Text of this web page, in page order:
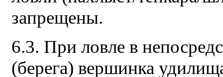
запрещены.
6.3. При ловле в
(берега) вершинка